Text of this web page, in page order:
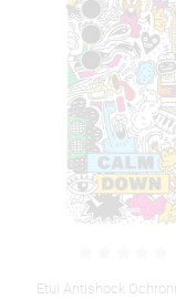
ETUI BOOK MAGNET NA